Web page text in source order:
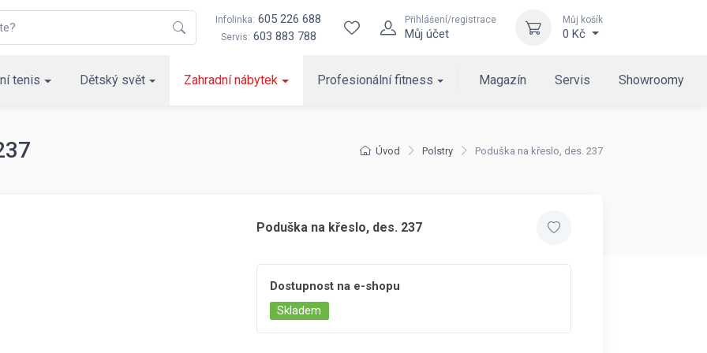
Infolinka: 605 226 688
Servis: 603 883 788
Přihlášení/registrace
Můj účet
Můj košík
0 Kč
tenis Dětský svět Zahradní nábytek Profesionální fitness Magazín Servis Showroomy
Úvod Polstry Poduška na křeslo, des. 237
Poduška na křeslo, des. 237
Dostupnost na e-shopu
Skladem